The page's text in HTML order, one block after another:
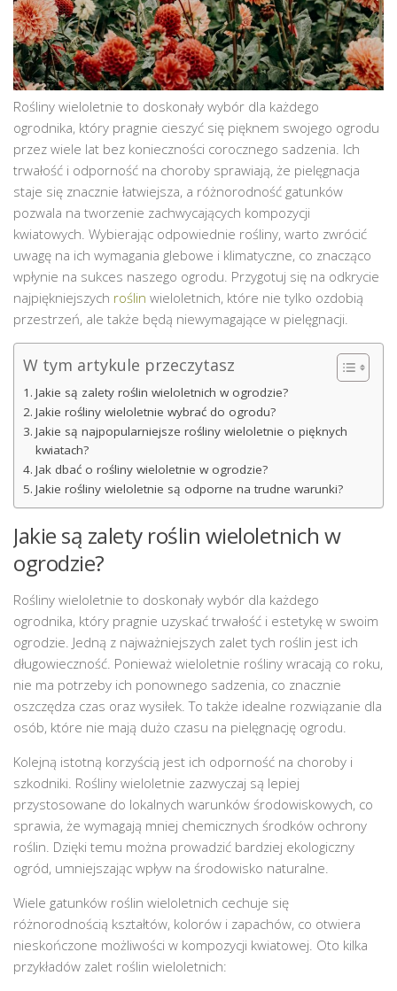
Rośliny wieloletnie to doskonały wybór dla każdego
ogrodnika, który pragnie cieszyć się pięknem swojego ogrodu
przez wiele lat bez konieczności corocznego sadzenia. Ich
trwałość i odporność na choroby sprawiają, że pielęgnacja
staje się znacznie łatwiejsza, a różnorodność gatunków
pozwala na tworzenie zachwycających kompozycji
kwiatowych. Wybierając odpowiednie rośliny, warto zwrócić
uwagę na ich wymagania glebowe i klimatyczne, co znacząco
wpłynie na sukces naszego ogrodu. Przygotuj się na odkrycie
najpiękniejszych roślin wieloletnich, które nie tylko ozdobią
przestrzeń, ale także będą niewymagające w pielęgnacji.
W tym artykule przeczytasz
Jakie są zalety roślin wieloletnich w ogrodzie?
Jakie rośliny wieloletnie wybrać do ogrodu?
Jakie są najpopularniejsze rośliny wieloletnie o pięknych
kwiatach?
Jak dbać o rośliny wieloletnie w ogrodzie?
Jakie rośliny wieloletnie są odporne na trudne warunki?
Jakie są zalety roślin wieloletnich w
ogrodzie?
Rośliny wieloletnie to doskonały wybór dla każdego
ogrodnika, który pragnie uzyskać trwałość i estetykę w swoim
ogrodzie. Jedną z najważniejszych zalet tych roślin jest ich
długowieczność. Ponieważ wieloletnie rośliny wracają co roku,
nie ma potrzeby ich ponownego sadzenia, co znacznie
oszczędza czas oraz wysiłek. To także idealne rozwiązanie dla
osób, które nie mają dużo czasu na pielęgnację ogrodu.
Kolejną istotną korzyścią jest ich odporność na choroby i
szkodniki. Rośliny wieloletnie zazwyczaj są lepiej
przystosowane do lokalnych warunków środowiskowych, co
sprawia, że wymagają mniej chemicznych środków ochrony
roślin. Dzięki temu można prowadzić bardziej ekologiczny
ogród, umniejszając wpływ na środowisko naturalne.
Wiele gatunków roślin wieloletnich cechuje się
różnorodnością kształtów, kolorów i zapachów, co otwiera
nieskończone możliwości w kompozycji kwiatowej. Oto kilka
przykładów zalet roślin wieloletnich: